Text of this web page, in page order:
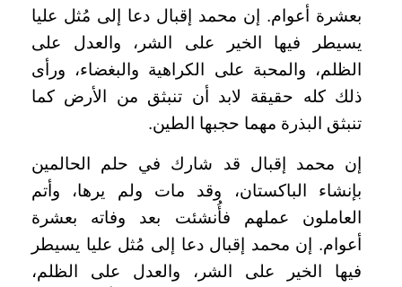
بعشرة أعوام. إن محمد إقبال دعا إلى مُثل عليا
يسيطر فيها الخير على الشر، والعدل على
الظلم، والمحبة على الكراهية والبغضاء، ورأى
ذلك كله حقيقة لابد أن تنبثق من الأرض كما
تنبثق البذرة مهما حجبها الطين.
إن محمد إقبال قد شارك في حلم الحالمين
بإنشاء الباكستان، وقد مات ولم يرها، وأتم
العاملون عملهم فأُنشئت بعد وفاته بعشرة
أعوام. إن محمد إقبال دعا إلى مُثل عليا يسيطر
فيها الخير على الشر، والعدل على الظلم،